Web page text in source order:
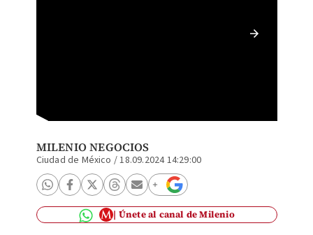
MILENIO NEGOCIOS
Ciudad de México /18.09.2024 14:29:00
Únete al canal de Milenio